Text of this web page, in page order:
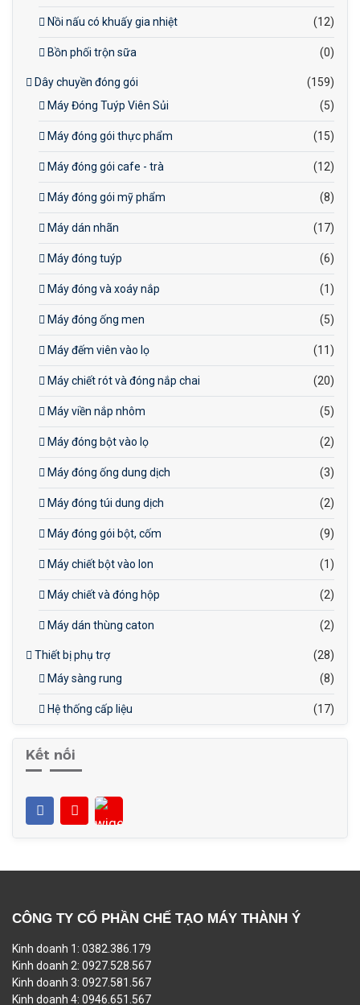
Nồi nấu có khuấy gia nhiệt (12)
Bồn phối trộn sữa (0)
Dây chuyền đóng gói
(159)
Máy Đóng Tuýp Viên Sủi
(5)
Máy đóng gói thực phẩm (15)
Máy đóng gói cafe - trà (12)
Máy đóng gói mỹ phẩm (8)
Máy dán nhãn (17)
Máy đóng tuýp (6)
Máy đóng và xoáy nắp (1)
Máy đóng ống men (5)
Máy đếm viên vào lọ (11)
Máy chiết rót và đóng nắp chai (20)
Máy viền nắp nhôm (5)
Máy đóng bột vào lọ (2)
Máy đóng ống dung dịch (3)
Máy đóng túi dung dịch (2)
Máy đóng gói bột, cốm (9)
Máy chiết bột vào lon (1)
Máy chiết và đóng hộp (2)
Máy dán thùng caton (2)
Thiết bị phụ trợ
(28)
Máy sàng rung
(8)
Hệ thống cấp liệu (17)
Kết nối
CÔNG TY CỔ PHẦN CHẾ TẠO MÁY THÀNH Ý
Kinh doanh 1: 0382.386.179
Kinh doanh 2: 0927.528.567
Kinh doanh 3: 0927.581.567
Kinh doanh 4: 0946.651.567